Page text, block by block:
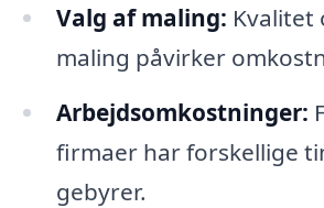
Valg af maling: Kvalitet
maling påvirker
Arbejdsomkostninger:
firmaer har forskellige
gebyrer.